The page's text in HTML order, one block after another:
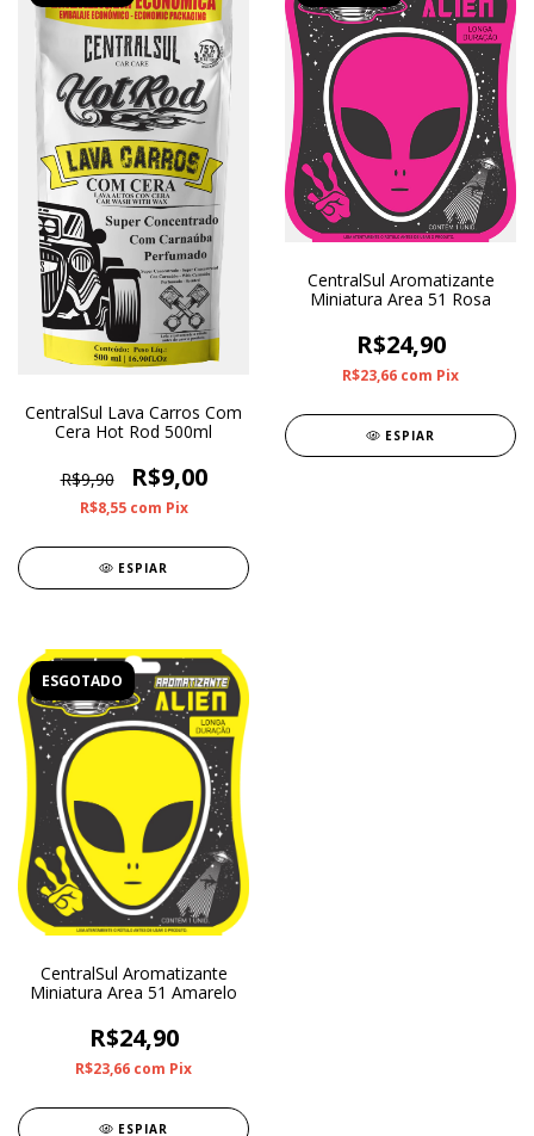
CentralSul Lava Carros Com
Cera Hot Rod 500ml
R$9,90 R$9,00
R$8,55 com Pix
ESPIAR
CentralSul Aromatizante
Miniatura Area 51 Rosa
R$24,90
R$23,66 com Pix
ESPIAR
ESGOTADO
CentralSul Aromatizante
Miniatura Area 51 Amarelo
R$24,90
R$23,66 com Pix
ESPIAR